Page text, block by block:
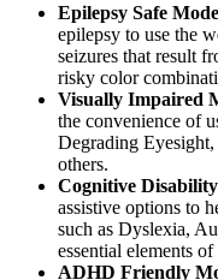
Epilepsy Safe
epilepsy to use the
seizures that result
risky color
Visually Impaired
the convenience of
Degrading
others.
Cognitive
assistive options to
such as Dyslexia,
essential elements
ADHD Friendly